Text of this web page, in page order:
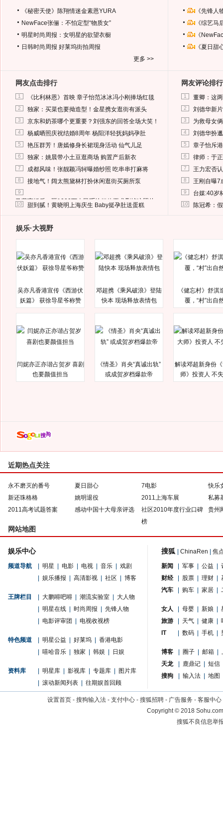
《秘密天使》陈翔情迷金素恩YURA
NewFace张俪：不怕定型“物质女”
明星时尚周报：女明星的欲望衣橱
日韩时尚周报 好莱坞街拍周报
更多 >>
《先锋
《综艺
《
《夏日
网友点击排行
1 《比利林恩》首映 章子怡范冰冰冯小刚捧场红毯
2 独家：买菜也要拗造型！金星携女逛街有派头
3 京东和奶茶哪个更重要？刘强东的回答全场大笑！
4 杨威晒照庆祝结婚8周年 杨阳洋轻抚妈妈孕肚
5 艳压群芳！唐嫣修身长裙现身活动 仙气儿足
6 独家：姚晨带小土豆逛商场 购置产后新衣
7 成都风味！张靓颖冯轲曝婚纱照 吃串串打麻将
8 接地气！阔太熊黛林打扮休闲逛街买厕所泵
9
马蓉离婚后，砸1000万人民币给媒体要求删掉这照片
10 甜到腻！黄晓明上海庆生 Baby挺孕肚送蛋糕
网友评论排行
1 董卿：这
2 刘德华新
3 为救母女
4 刘德华扮
5 章子怡斥
6 律师：于
7 王力宏否
8 王刚自曝7
9 台媒:40岁
10 陈冠希：
娱乐·大视野
吴亦凡香港宣传《西游伏
妖篇》 获徐导星爷称赞
邓超携《乘风破浪》登陆
快本 现场释放表情包
《健忘村》舒淇
覆，“村”出自
闫妮亦正亦谐占贺岁 喜剧
也要颜值担当
《情圣》肖央“真诚出轨”
或成贺岁档爆款帝
解读邓超新身份
师》投资人 不
近期热点关注
永不磨灭的番号 夏日甜心 7电影
快乐
新还珠格格
姚明退役 2011上海车展
私募
2011高考试题答案
感动中国十大母亲评选
社区2010年度行业口碑
榜
贵州
网站地图
娱乐中心
频道导航 明星 电影 电视 音乐
戏剧
娱乐播报 高清影视 社区 博客
王牌栏目 大鹏嘚吧嘚 潮流实验室
大人物
明星在线 时尚周报
先锋人物
电影评审团 电视收视榜
特色频道 明星公益 好莱坞
香港电影
嘻哈音乐 独家 韩娱 日娱
资料库 明星库 影视库 专题库
图片库
滚动新闻列表 往期娱首回顾
搜狐 ChinaRen 焦
新闻 军事 公益
财经
股票 理财
汽车
购车 家居
女人 母婴 新娘
旅游
天气 健康
IT
数码 手机
博客 圈子 邮箱
天龙
鹿鼎记
短信
搜狗
输入法 地图
设置首页 - 搜狗输入法 - 支付中心 - 搜狐招聘 - 广告服务 - 客服中心
Copyright©2018
搜狐不良信息举